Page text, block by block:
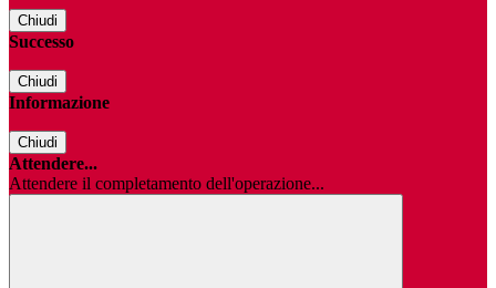
Chiudi
Successo
Chiudi
Informazione
Chiudi
Attendere...
Attendere il completamento dell'operazione...